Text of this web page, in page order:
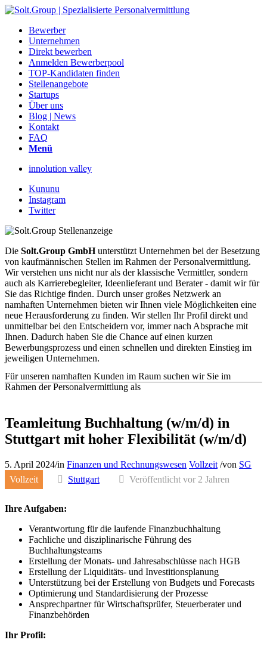
Bewerber
Unternehmen
Direkt bewerben
Anmelden Bewerberpool
TOP-Kandidaten finden
Stellenangebote
Startups
Über uns
Blog | News
Kontakt
FAQ
Menü
innolution valley
Kununu
Instagram
Twitter
Die Solt.Group GmbHunterstützt Unternehmen bei der Besetzung
von kaufmännischen Stellen im Rahmen der Personalvermittlung.
Wir verstehen uns nicht nur als der klassische Vermittler, sondern
auch als Karrierebegleiter, Ideenlieferant und Berater - damit wir für
Sie das Richtige finden. Durch unser großes Netzwerk an
namhaften Unternehmen bieten wir Ihnen viele Möglichkeiten eine
neue Herausforderung zu finden. Wir stellen Ihr Profil direkt und
unmittelbar bei den Entscheidern vor, immer nach Absprache mit
Ihnen. Dadurch haben Sie die Chance auf einen kurzen
Bewerbungsprozess und einen schnellen und direkten Einstieg im
jeweiligen Unternehmen.
Für unseren namhaften Kunden im Raum suchen wir Sie im
Rahmen der Personalvermittlung als
Teamleitung Buchhaltung (w/m/d) in
Stuttgart mit hoher Flexibilität (w/m/d)
5. April 2024/in Finanzen und Rechnungswesen Vollzeit /von SG
Vollzeit
Stuttgart Veröffentlicht vor 2 Jahren
Ihre Aufgaben:
Verantwortung für die laufende Finanzbuchhaltung
Fachliche und disziplinarische Führung des
Buchhaltungsteams
Erstellung der Monats- und Jahresabschlüsse nach HGB
Erstellung der Liquiditäts- und Investitionsplanung
Unterstützung bei der Erstellung von Budgets und Forecasts
Optimierung und Standardisierung der Prozesse
Ansprechpartner für Wirtschaftsprüfer, Steuerberater und
Finanzbehörden
Ihr Profil: